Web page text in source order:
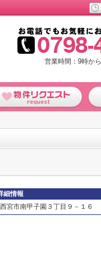
営業時間：9時か
細情報
宮市南甲子園３丁目９－１６